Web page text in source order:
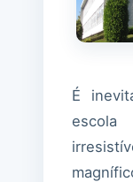
É
escola